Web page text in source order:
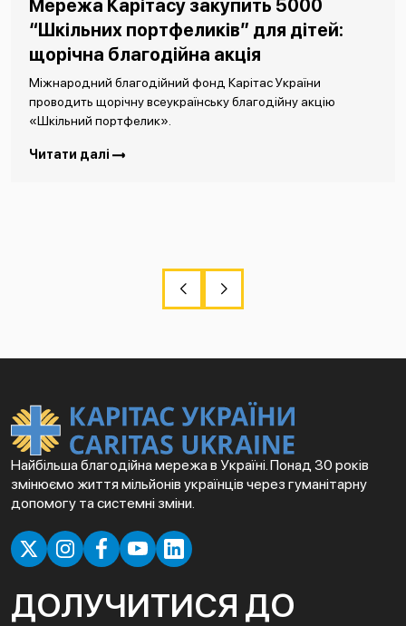
Мережа Карітасу закупить 5000
“Шкільних портфеликів” для дітей:
щорічна благодійна акція
Міжнародний благодійний фонд Карітас України
проводить щорічну всеукраїнську благодійну акцію
«Шкільний портфелик».
Читати далі
Найбільша благодійна мережа в Україні. Понад 30 років
змінюємо життя мільйонів українців через гуманітарну
допомогу та системні зміни.
ДОЛУЧИТИСЯ ДО